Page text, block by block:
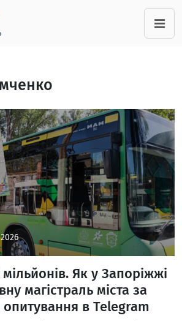
Як у Запоріжжі
магістраль міста за
опитування в Telegram